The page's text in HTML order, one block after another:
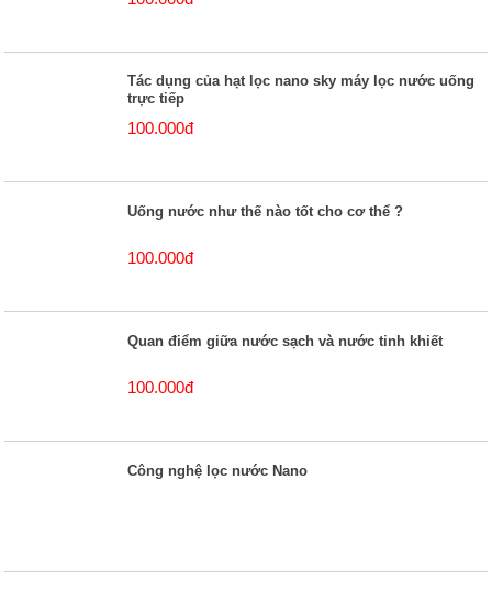
Tác dụng của hạt lọc nano sky máy lọc nước uống
trực tiếp
100.000đ
Uống nước như thế nào tốt cho cơ thể ?
100.000đ
Quan điểm giữa nước sạch và nước tinh khiết
100.000đ
Công nghệ lọc nước Nano